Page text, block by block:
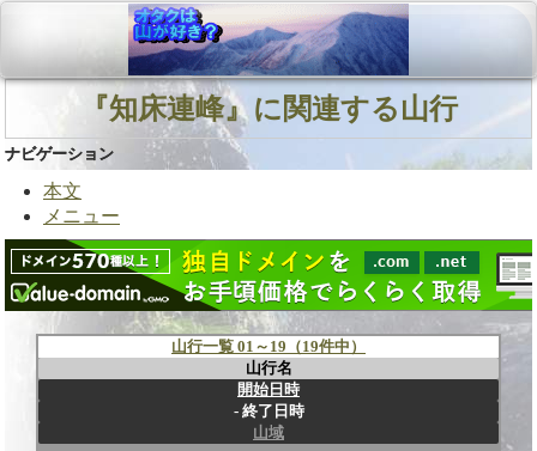
『知床連峰』に関連する山行
ナビゲーション
本文
メニュー
山行一覧 01～19（19件中）
山行名
開始日時
終了日時
山域